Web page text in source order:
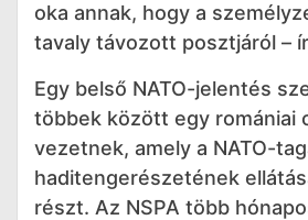
oka annak, hogy a
tavaly távozott posztjáról –
Egy belső NATO-jelentés
többek között egy romániai
vezetnek, amely a NATO-
haditengerészetének
részt. Az NSPA több